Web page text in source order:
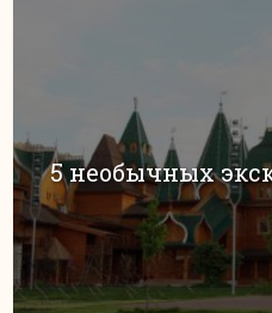
5 необычных